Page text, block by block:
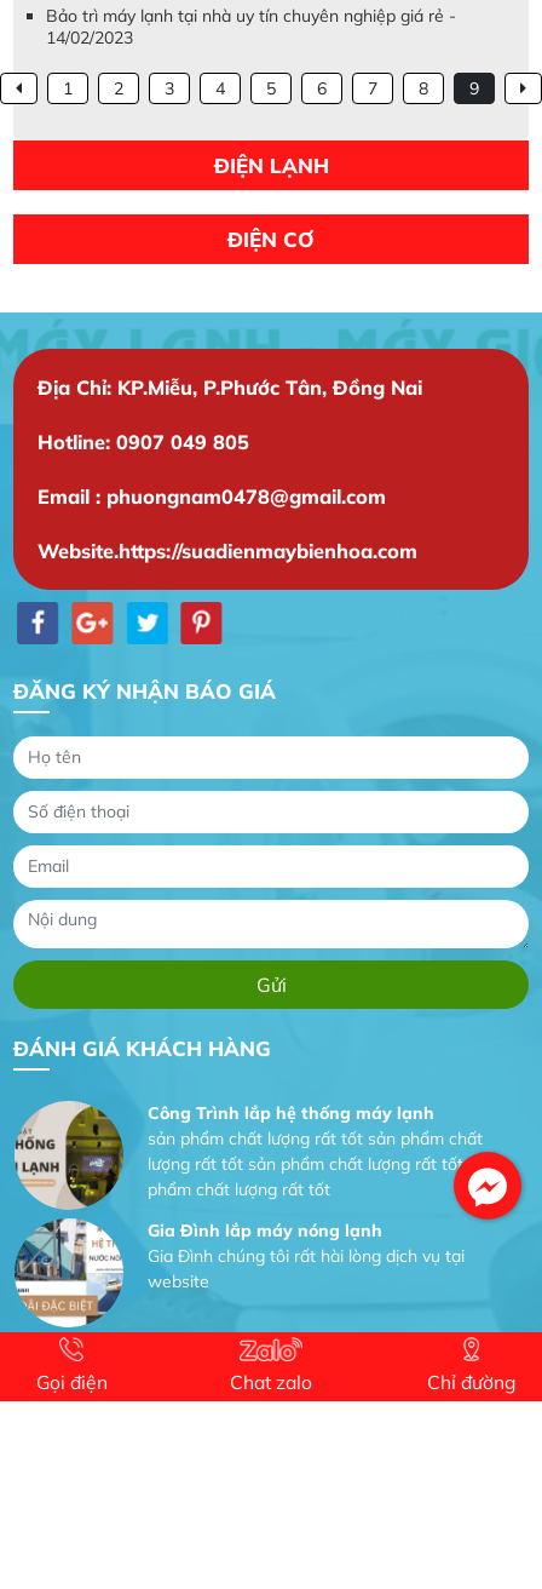
Bảo trì máy lạnh tại nhà uy tín chuyên nghiệp giá rẻ -
14/02/2023
1 2 3 4 5 6 7 8 9
ĐIỆN LẠNH
ĐIỆN CƠ
Địa Chỉ: KP.Miễu, P.Phước Tân, Đồng Nai
Hotline: 0907 049 805
Email : phuongnam0478@gmail.com
Website.https://suadienmaybienhoa.com
ĐĂNG KÝ NHẬN BÁO GIÁ
ĐÁNH GIÁ KHÁCH HÀNG
Gia Đình chúng tôi rất hài lòng dịch vụ tại
Dự án nhà phố đẹp lên nhờ đội thợ điện từ dịch
Dịch vụ MoTor
Công Trình lắp hệ thống máy lạnh
sản phẩm chất lượng rất tốt sản phẩm chất
lượng rất tốt sản phẩm chất lượng rất tốt sản
phẩm chất lượng rất tốt
Gia Đình lắp máy nóng lạnh
Gia Đình chúng tôi rất hài lòng dịch vụ tại
website
Dự án nhà phố đẹp lên nhờ đội thợ điện từ dịch
vụ
Gọi điện Chat zalo Chỉ đường